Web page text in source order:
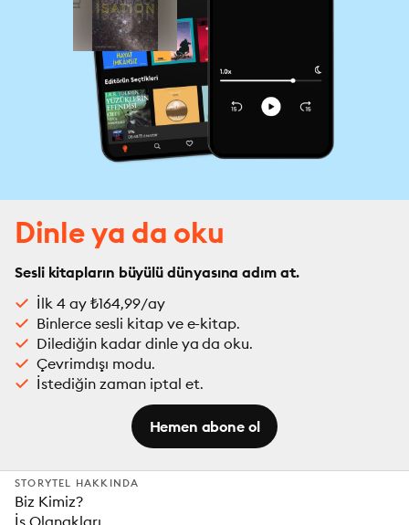
Dinle ya da oku
Sesli kitapların büyülü dünyasına adım at.
İlk 4 ay ₺164,99/ay
Binlerce sesli kitap ve e-kitap.
Dilediğin kadar dinle ya da oku.
Çevrimdışı modu.
İstediğin zaman iptal et.
Hemen abone ol
STORYTEL HAKKINDA
Biz Kimiz?
İş Olanakları